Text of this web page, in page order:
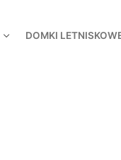
DOMKI